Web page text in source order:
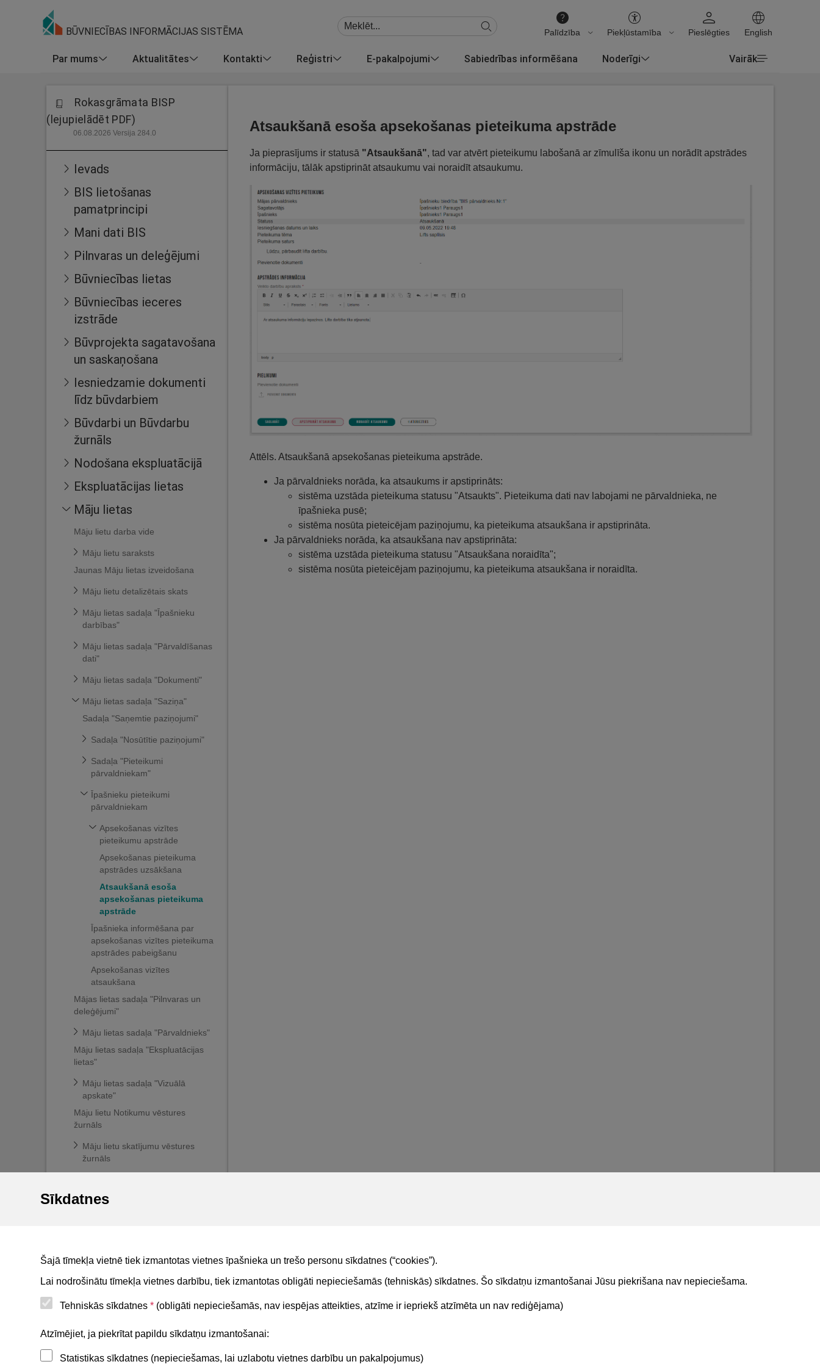
BŪVNIECĪBAS INFORMĀCIJAS SISTĒMA Palīdzība Piekļūstamība Pieslēgties English
Par mums Aktualitātes Kontakti Reģistri E-pakalpojumi Sabiedrības informēšana Noderīgi Vairāk
Sīkdatnes
Šajā tīmekļa vietnē tiek izmantotas vietnes īpašnieka un trešo personu sīkdatnes (“cookies”).
Lai nodrošinātu tīmekļa vietnes darbību, tiek izmantotas obligāti nepieciešamās (tehniskās) sīkdatnes. Šo sīkdatņu izmantošanai Jūsu piekrišana nav nepieciešama.
Tehniskās sīkdatnes * (obligāti nepieciešamās, nav iespējas atteikties, atzīme ir iepriekš atzīmēta un nav rediģējama)
Atzīmējiet, ja piekrītat papildu sīkdatņu izmantošanai:
Statistikas sīkdatnes (nepieciešamas, lai uzlabotu vietnes darbību un pakalpojumus)
Rokasgrāmata BISP
(lejupielādēt PDF)
06.08.2026 Versija 284.0
Ievads
BIS lietošanas
pamatprincipi
Mani dati BIS
Pilnvaras un deleģējumi
Būvniecības lietas
Būvniecības ieceres
izstrāde
Būvprojekta sagatavošana
un saskaņošana
Iesniedzamie dokumenti
līdz būvdarbiem
Būvdarbi un Būvdarbu
žurnāls
Nodošana ekspluatācijā
Ekspluatācijas lietas
Māju lietas
Māju lietu darba vide
Māju lietu saraksts
Jaunas Māju lietas izveidošana
Māju lietu detalizētais skats
Māju lietas sadaļa "Īpašnieku
darbības"
Māju lietas sadaļa "Pārvaldīšanas
dati"
Māju lietas sadaļa "Dokumenti"
Māju lietas sadaļa "Saziņa"
Sadaļa "Saņemtie paziņojumi"
Sadaļa "Nosūtītie paziņojumi"
Sadaļa "Pieteikumi
pārvaldniekam"
Īpašnieku pieteikumi
pārvaldniekam
Apsekošanas vizītes
pieteikumu apstrāde
Apsekošanas pieteikuma
apstrādes uzsākšana
Atsaukšanā esoša
apsekošanas pieteikuma
apstrāde
Īpašnieka informēšana par
apsekošanas vizītes pieteikuma
apstrādes pabeigšanu
Apsekošanas vizītes
atsaukšana
Mājas lietas sadaļa "Pilnvaras un
deleģējumi"
Māju lietas sadaļa "Pārvaldnieks"
Māju lietas sadaļa "Ekspluatācijas
lietas"
Māju lietas sadaļa "Vizuālā
apskate"
Māju lietu Notikumu vēstures
žurnāls
Māju lietu skatījumu vēstures
žurnāls
Mājas lietu darbību ierobežošana
statusa
For non-residents
Atsaukšanā esoša apsekošanas pieteikuma apstrāde
Ja pieprasījums ir statusā "Atsaukšanā", tad var atvērt pieteikumu labošanā ar zīmulīša ikonu un norādīt apstrādes
informāciju, tālāk apstiprināt atsaukumu vai noraidīt atsaukumu.
Attēls. Atsaukšanā apsekošanas pieteikuma apstrāde.
Ja pārvaldnieks norāda, ka atsaukums ir apstiprināts:
sistēma uzstāda pieteikuma statusu "Atsaukts". Pieteikuma dati nav labojami ne pārvaldnieka, ne
īpašnieka pusē;
sistēma nosūta pieteicējam paziņojumu, ka pieteikuma atsaukšana ir apstiprināta.
Ja pārvaldnieks norāda, ka atsaukšana nav apstiprināta:
sistēma uzstāda pieteikuma statusu "Atsaukšana noraidīta";
sistēma nosūta pieteicējam paziņojumu, ka pieteikuma atsaukšana ir noraidīta.
Noderīgi
Privātuma politika BIS atbalsta dienesta tālrunis: